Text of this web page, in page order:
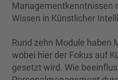
Managementkenntnissen
Wissen in Künstlicher
Rund zehn Module haben
wobei hier der Fokus auf
gesetzt wird. Wie